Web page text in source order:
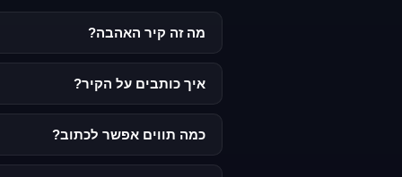
מה זה קיר האהבה?
איך כותבים על הקיר?
כמה תווים אפשר לכתוב?